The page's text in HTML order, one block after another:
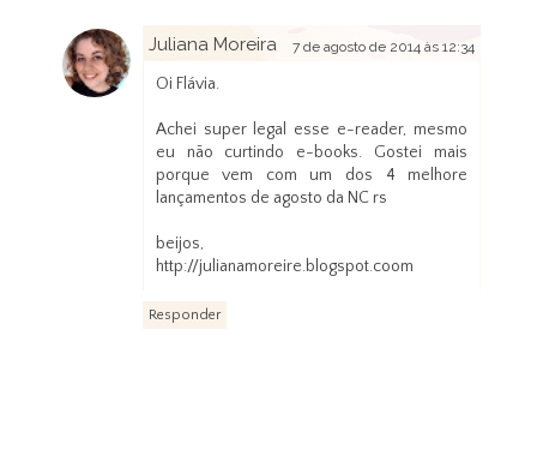
Juliana Moreira 7 de agosto de 2014 às 12:34
Oi Flávia.
Achei super legal esse e-reader, mesmo
eu não curtindo e-books. Gostei mais
porque vem com um dos 4 melhore
lançamentos de agosto da NC rs
beijos,
http://julianamoreire.blogspot.coom
Responder